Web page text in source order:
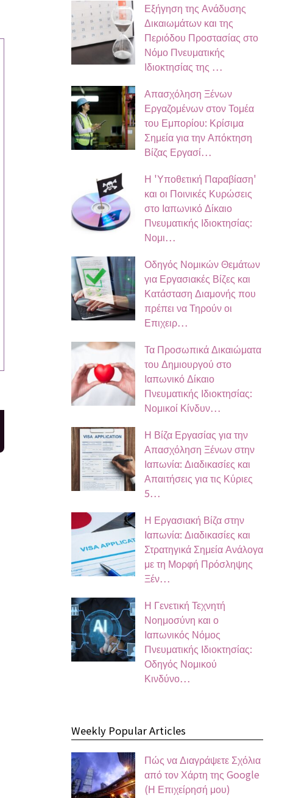
Εξήγηση της Ανάδυσης
Δικαιωμάτων και της
Περιόδου Προστασίας στο
Νόμο Πνευματικής
Ιδιοκτησίας της …
Απασχόληση Ξένων
Εργαζομένων στον Τομέα
του Εμπορίου: Κρίσιμα
Σημεία για την Απόκτηση
Βίζας Εργασί…
Η 'Υποθετική Παραβίαση'
και οι Ποινικές Κυρώσεις
στο Ιαπωνικό Δίκαιο
Πνευματικής Ιδιοκτησίας:
Νομι…
Οδηγός Νομικών Θεμάτων
για Εργασιακές Βίζες και
Κατάσταση Διαμονής που
πρέπει να Τηρούν οι
Επιχειρ…
Τα Προσωπικά Δικαιώματα
του Δημιουργού στο
Ιαπωνικό Δίκαιο
Πνευματικής Ιδιοκτησίας:
Νομικοί Κίνδυν…
Η Βίζα Εργασίας για την
Απασχόληση Ξένων στην
Ιαπωνία: Διαδικασίες και
Απαιτήσεις για τις Κύριες
5…
Η Εργασιακή Βίζα στην
Ιαπωνία: Διαδικασίες και
Στρατηγικά Σημεία Ανάλογα
με τη Μορφή Πρόσληψης
Ξέν…
Η Γενετική Τεχνητή
Νοημοσύνη και ο
Ιαπωνικός Νόμος
Πνευματικής Ιδιοκτησίας:
Οδηγός Νομικού
Κινδύνο…
Weekly Popular Articles
Πώς να Διαγράψετε Σχόλια
από τον Χάρτη της Google
(Η Επιχείρησή μου)